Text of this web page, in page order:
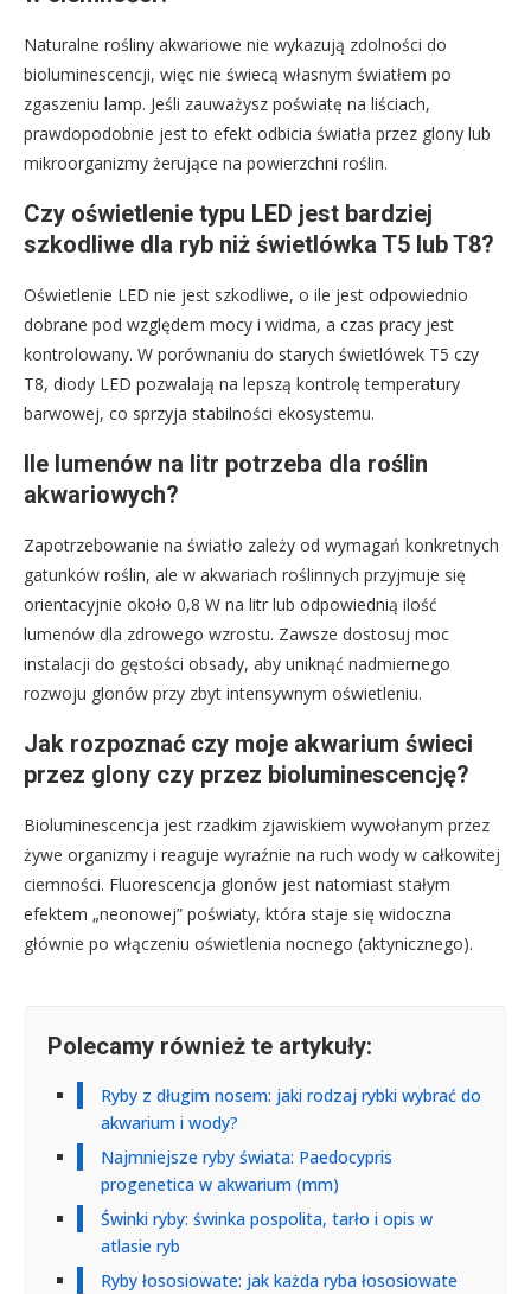
Naturalne rośliny akwariowe nie wykazują zdolności do
bioluminescencji, więc nie świecą własnym światłem po
zgaszeniu lamp. Jeśli zauważysz poświatę na liściach,
prawdopodobnie jest to efekt odbicia światła przez glony lub
mikroorganizmy żerujące na powierzchni roślin.
Czy oświetlenie typu LED jest bardziej
szkodliwe dla ryb niż świetlówka T5 lub T8?
Oświetlenie LED nie jest szkodliwe, o ile jest odpowiednio
dobrane pod względem mocy i widma, a czas pracy jest
kontrolowany. W porównaniu do starych świetlówek T5 czy
T8, diody LED pozwalają na lepszą kontrolę temperatury
barwowej, co sprzyja stabilności ekosystemu.
Ile lumenów na litr potrzeba dla roślin
akwariowych?
Zapotrzebowanie na światło zależy od wymagań konkretnych
gatunków roślin, ale w akwariach roślinnych przyjmuje się
orientacyjnie około 0,8 W na litr lub odpowiednią ilość
lumenów dla zdrowego wzrostu. Zawsze dostosuj moc
instalacji do gęstości obsady, aby uniknąć nadmiernego
rozwoju glonów przy zbyt intensywnym oświetleniu.
Jak rozpoznać czy moje akwarium świeci
przez glony czy przez bioluminescencję?
Bioluminescencja jest rzadkim zjawiskiem wywołanym przez
żywe organizmy i reaguje wyraźnie na ruch wody w całkowitej
ciemności. Fluorescencja glonów jest natomiast stałym
efektem „neonowej” poświaty, która staje się widoczna
głównie po włączeniu oświetlenia nocnego (aktynicznego).
Polecamy również te artykuły:
Ryby z długim nosem: jaki rodzaj rybki wybrać do
akwarium i wody?
Najmniejsze ryby świata: Paedocypris
progenetica w akwarium (mm)
Świnki ryby: świnka pospolita, tarło i opis w
atlasie ryb
Ryby łososiowate: jak każda ryba łososiowate